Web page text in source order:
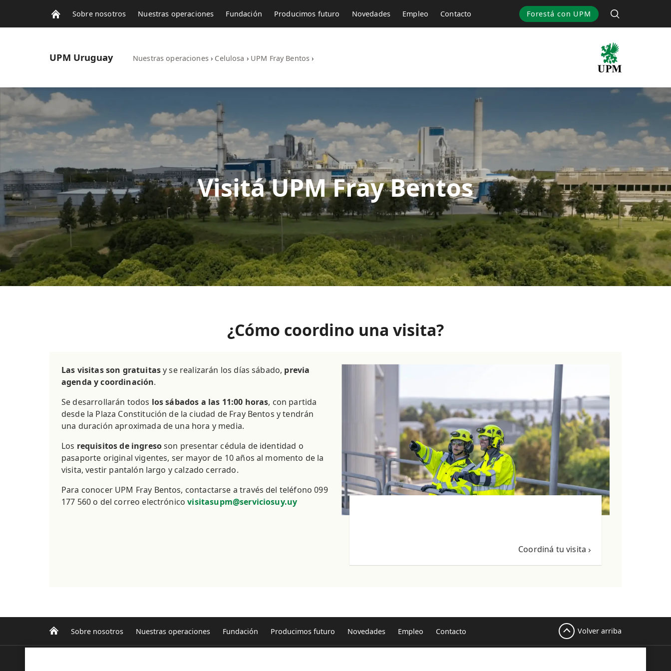
Forestá con UPM
Sobre nosotros Nuestras operaciones Fundación Producimos futuro Novedades Empleo Contacto
UPM Uruguay Nuestras operaciones › Celulosa › UPM Fray Bentos ›
Visitá UPM Fray Bentos
¿Cómo coordino una visita?
Las visitas son gratuitasy se realizarán los días sábado, previa
agenda y coordinación.
Se desarrollarán todos los sábados a las 11:00 horas, con partida
desde la Plaza Constitución de la ciudad de Fray Bentos y tendrán
una duración aproximada de una hora y media.
Los requisitos de ingresoson presentar cédula de identidad o
pasaporte original vigentes, ser mayor de 10 años al momento de la
visita, vestir pantalón largo y calzado cerrado.
Para conocer UPM Fray Bentos, contactarse a través del teléfono 099
177 560 o del correo electrónicovisitasupm@serviciosuy.uy
Coordiná tu visita
Sobre nosotros Nuestras operaciones Fundación Producimos futuro Novedades Empleo Contacto Volver arriba